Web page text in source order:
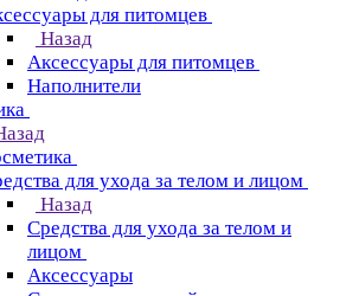
для питомцев
Назад
Аксессуары для питомцев
Наполнители
для ухода за телом и лицом
Назад
Средства для ухода за телом и
лицом
Аксессуары